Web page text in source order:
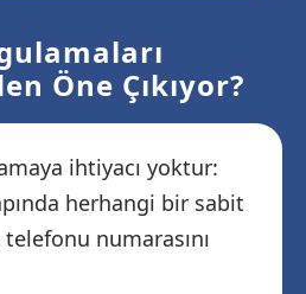
Öne Çıkıyor?
ihtiyacı yoktur:
herhangi bir sabit
numarasını